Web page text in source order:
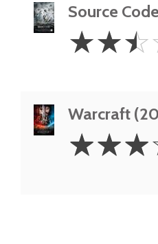
Source
2.5
Stars
☆☆☆
Warcraft
Stars
☆☆☆